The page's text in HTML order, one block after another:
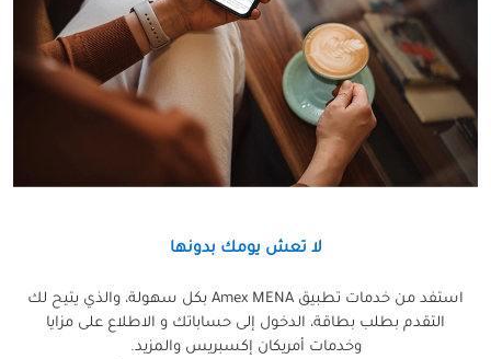
لا تعش يومك بدونها
استفد من خدمات تطبيق Amex MENA بكل سهولة، والذي يتيح لك
التقدم بطلب بطاقة، الدخول إلى حساباتك و الاطلاع على مزايا
وخدمات أمريكان إكسبريس والمزيد.